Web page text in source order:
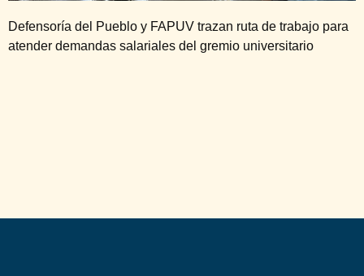
Defensoría del Pueblo y FAPUV trazan ruta de trabajo para
atender demandas salariales del gremio universitario